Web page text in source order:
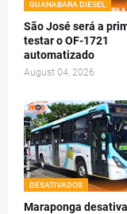
GUANABARA DIESEL
São José será a
testar o OF-1721
automatizado
August 04, 2026
DESATIVADOS
Maraponga